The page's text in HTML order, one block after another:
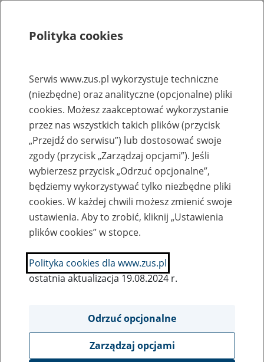
Rejestry, ewidencje i archiwa
Baza zlikwidowanych lub
przekształconych zakładów pracy
Nazwa zakładu pracy:
SZUKAJ
Ukryj wszystkie pozycje bazy
Polityka cookies
Serwis www.zus.pl wykorzystuje techniczne
(niezbędne) oraz analityczne (opcjonalne) pliki
cookies. Możesz zaakceptować wykorzystanie
przez nas wszystkich takich plików (przycisk
„Przejdź do serwisu”) lub dostosować swoje
zgody (przycisk „Zarządzaj opcjami”). Jeśli
wybierzesz przycisk „Odrzuć opcjonalne”,
będziemy wykorzystywać tylko niezbędne pliki
cookies. W każdej chwili możesz zmienić swoje
ustawienia. Aby to zrobić, kliknij „Ustawienia
plików cookies” w stopce.
Polityka cookies dla www.zus.pl
ostatnia aktualizacja 19.08.2024 r.
Odrzuć opcjonalne
Zarządzaj opcjami